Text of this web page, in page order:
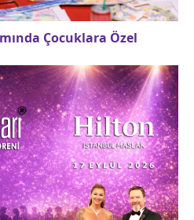
Çocuklara Özel